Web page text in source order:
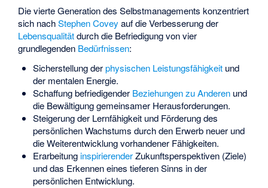
Die vierte Generation des Selbstmanagements konzentriert
sich nachStephen Covey auf die Verbesserung der
Lebensqualitätdurch die Befriedigung von vier
grundlegenden Bedürfnissen:
Sicherstellung derphysischen Leistungsfähigkeitund
der mentalen Energie.
Schaffung befriedigender Beziehungen zu Anderenund
die Bewältigung gemeinsamer Herausforderungen.
Steigerung der Lernfähigkeit und Förderung des
persönlichen Wachstums durch den Erwerb neuer und
die Weiterentwicklung vorhandener Fähigkeiten.
Erarbeitung inspirierenderZukunftsperspektiven (Ziele)
und das Erkennen eines tieferen Sinns in der
persönlichen Entwicklung.